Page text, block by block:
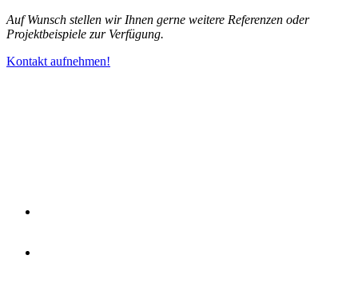
Auf Wunsch stellen wir Ihnen gerne weitere Referenzen oder
Projektbeispiele zur Verfügung.
Kontakt aufnehmen!